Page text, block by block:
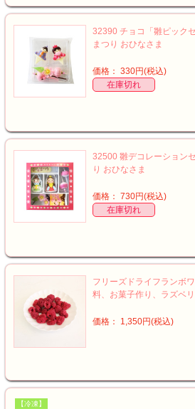
32390 チョコ「雛ピック
まつり おひなさま
価格： 330円(税込)
在庫切れ
32500 雛デコレーション
り おひなさま
価格： 730円(税込)
在庫切れ
フリーズドライフランボ
料、お菓子作り、ラズベ
価格： 1,350円(税込)
【冷凍】